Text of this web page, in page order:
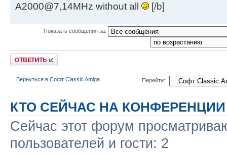
A2000@7,14MHz without all
[/b]
Показать сообщения за:
Ответить
Вернуться в Софт Classic Amiga Перейти:
КТО СЕЙЧАС НА КОНФЕРЕНЦИИ
Сейчас этот форум
пользователей и гости: 2